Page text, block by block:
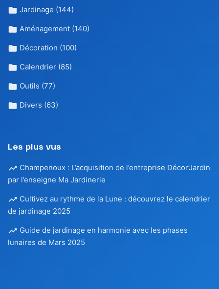
Jardinage (144)
Aménagement (140)
Décoration (100)
Calendrier (85)
Outils (77)
Divers (63)
Les plus vus
Champenoux : L’acquisition de l’entreprise Décor’Jardin
par l’enseigne Ma Jardinerie
Cultivez au rythme de la Lune : découvrez le calendrier
de jardinage 2025
Guide de jardinage en harmonie avec les phases
lunaires de Mars 2025